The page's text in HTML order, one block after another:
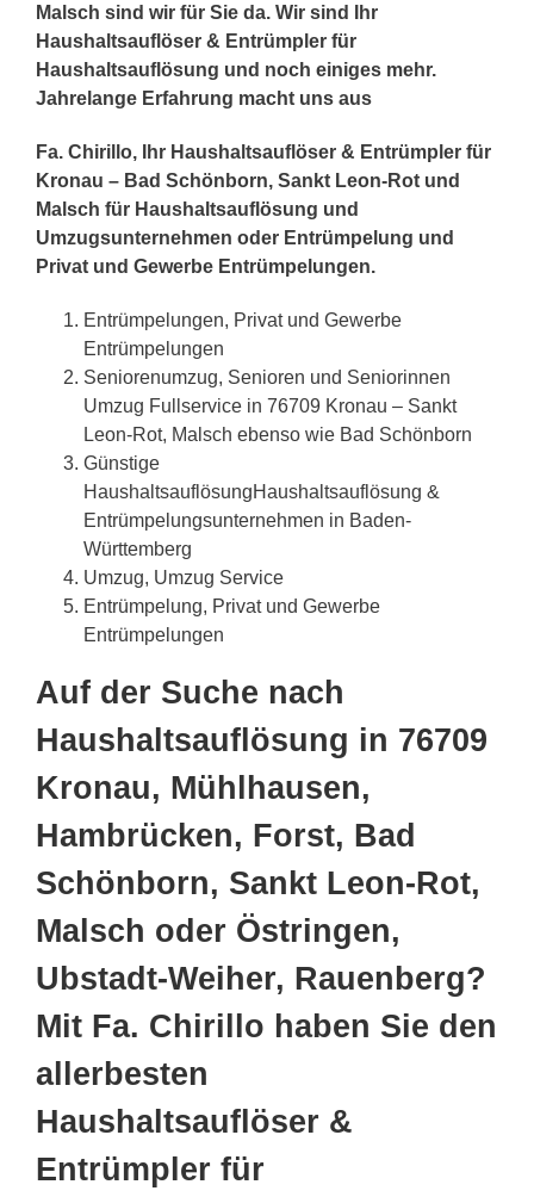
Malsch sind wir für Sie da. Wir sind Ihr
Haushaltsauflöser & Entrümpler für
Haushaltsauflösung und noch einiges mehr.
Jahrelange Erfahrung macht uns aus
Fa. Chirillo, Ihr Haushaltsauflöser & Entrümpler für
Kronau – Bad Schönborn, Sankt Leon-Rot und
Malsch für Haushaltsauflösung und
Umzugsunternehmen oder Entrümpelung und
Privat und Gewerbe Entrümpelungen.
Entrümpelungen, Privat und Gewerbe
Entrümpelungen
Seniorenumzug, Senioren und Seniorinnen
Umzug Fullservice in 76709 Kronau – Sankt
Leon-Rot, Malsch ebenso wie Bad Schönborn
Günstige
HaushaltsauflösungHaushaltsauflösung &
Entrümpelungsunternehmen in Baden-
Württemberg
Umzug, Umzug Service
Entrümpelung, Privat und Gewerbe
Entrümpelungen
Auf der Suche nach
Haushaltsauflösung in 76709
Kronau, Mühlhausen,
Hambrücken, Forst, Bad
Schönborn, Sankt Leon-Rot,
Malsch oder Östringen,
Ubstadt-Weiher, Rauenberg?
Mit Fa. Chirillo haben Sie den
allerbesten
Haushaltsauflöser &
Entrümpler für